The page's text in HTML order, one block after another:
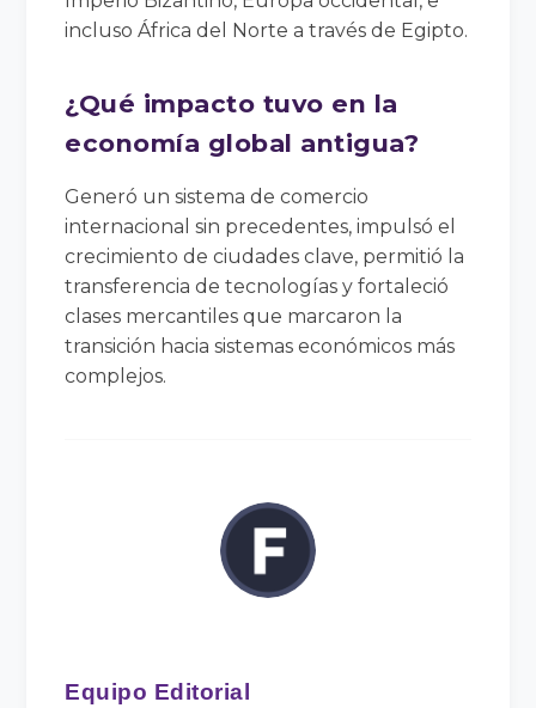
incluso África del Norte a través de Egipto.
¿Qué impacto tuvo en la
economía global antigua?
Generó un sistema de comercio
internacional sin precedentes, impulsó el
crecimiento de ciudades clave, permitió la
transferencia de tecnologías y fortaleció
clases mercantiles que marcaron la
transición hacia sistemas económicos más
complejos.
Equipo Editorial